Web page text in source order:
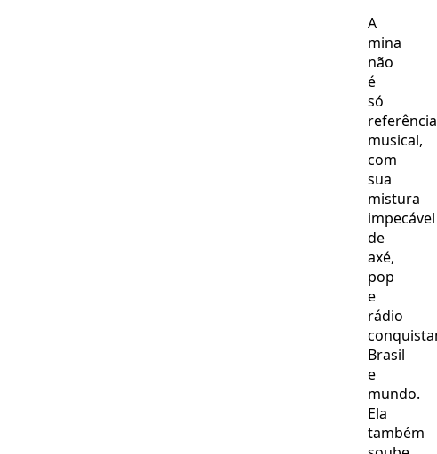
A
mina
não
é
só
referência
musical,
com
sua
mistura
impecável
de
axé,
pop
e
rádio
Brasil
e
mundo.
Ela
também